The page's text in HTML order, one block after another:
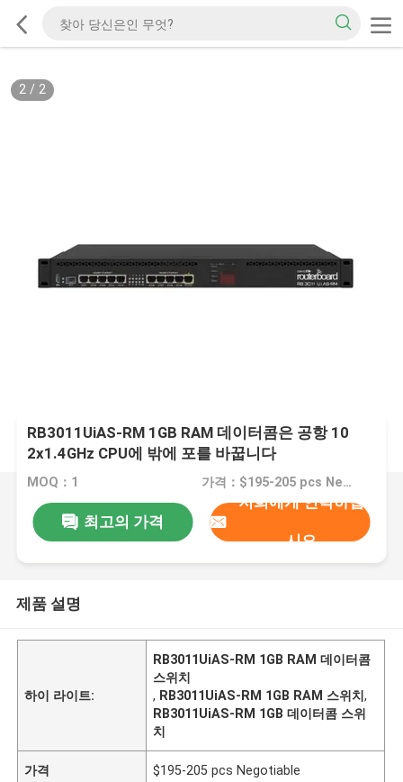
2/ 2
RB3011UiAS-RM 1GB RAM 데이터콤은 공항 10
2x1.4GHz CPU에 밖에 포를 바꿉니다
MOQ：1 가격：$195-205 pcs Negotiable
최고의 가격
저희에게 연락하십
시오
제품 설명
하이 라이트:
RB3011UiAS-RM 1GB RAM 데이터콤
스위치
, RB3011UiAS-RM 1GB RAM 스위치,
RB3011UiAS-RM 1GB 데이터콤 스위
치
가격 $195-205 pcs Negotiable